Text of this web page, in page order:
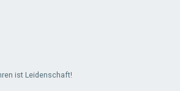
ist Leidenschaft!